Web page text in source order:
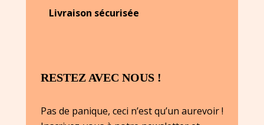
Livraison sécurisée
RESTEZ AVEC NOUS !
Pas de panique, ceci n’est qu’un aurevoir !